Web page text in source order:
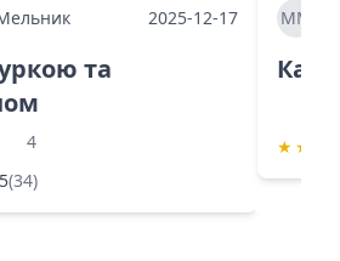
2025-12-17
та
4
(34)
ММ
★ ★